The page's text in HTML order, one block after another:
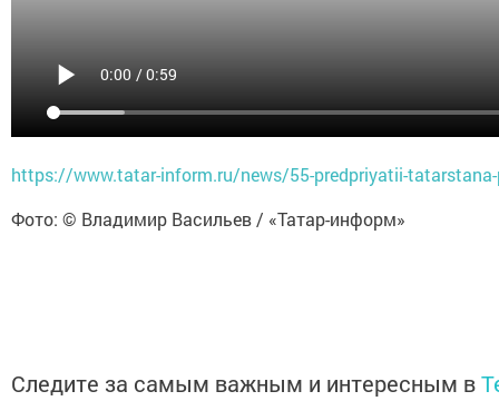
https://www.tatar-inform.ru/news/55-predpriyatii-
Фото: © Владимир Васильев / «Татар-информ»
Следите за самым важным и интересным в